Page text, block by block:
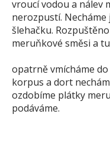
vroucí vodou a nálev
nerozpustí.
šlehačku.
meruňkové směsi a
opatrně vmícháme
korpus a dort
ozdobíme plátky
podáváme.